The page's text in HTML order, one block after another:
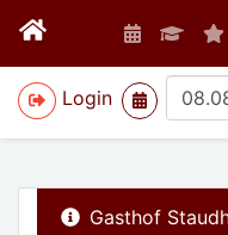
Login
>
Gasthof